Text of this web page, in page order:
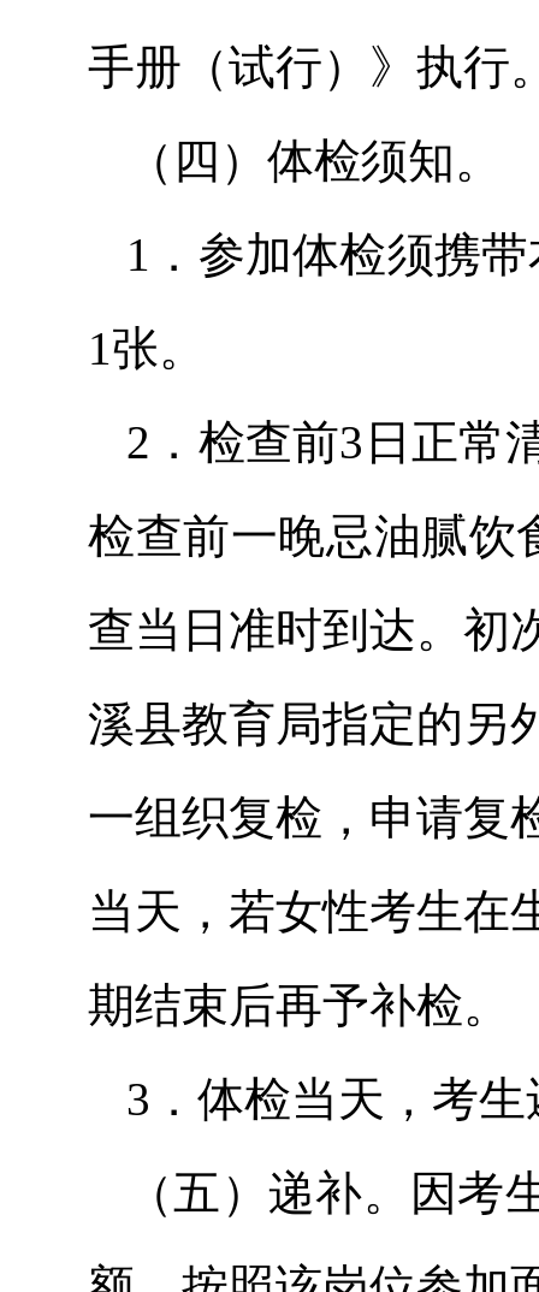
手册（试行）》执行
（四）体检须知。
1．参加体检须携
1张。
2．检查前3日正常
检查前一晚忌油腻饮
查当日准时到达。初
溪县教育局指定的另
一组织复检，申请复
当天，若女性考生在
期结束后再予补检。
3．体检当天，考
（五）递补。因